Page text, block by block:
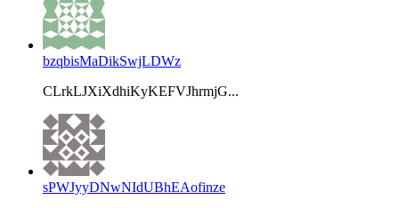
bzqbisMaDikSwjLDWz
CLrkLJXiXdhiKyKEFVJhrmjG...
sPWJyyDNwNIdUBhEAofinze